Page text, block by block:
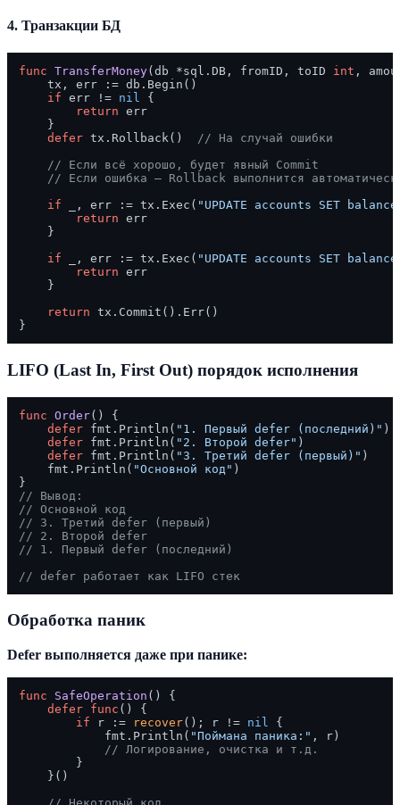
4. Транзакции БД
func TransferMoney(db *sql.DB, fromID, toID int ,
    tx, err := db.Begin()
if err != nil {
return err
    }
defer tx.Rollback() // На случай ошибки
// Если всё хорошо, будет явный Commit
// Если ошибка — Rollback выполнится
if _, err := tx.Exec( "UPDATE accounts SET
return err
    }
if _, err := tx.Exec( "UPDATE accounts SET
return err
    }
return tx.Commit().Err()
LIFO (Last In, First Out) порядок исполнения
func Order()
{
defer fmt.Println( "1. Первый defer (последний)" )
defer fmt.Println( "2. Второй defer" )
defer fmt.Println( "3. Третий defer (первый)" )
    fmt.Println(
"Основной код" )
// Вывод:
// Основной код
// 3. Третий defer (первый)
// 2. Второй defer
// 1. Первый defer (последний)
// defer работает как LIFO стек
Обработка паник
Defer выполняется даже при панике:
func SafeOperation ()
{
defer func ()
{
if r := recover(); r != nil
{
            fmt.Println(
"Поймана паника:" , r)
// Логирование, очистка и т.д.
        }
    }()